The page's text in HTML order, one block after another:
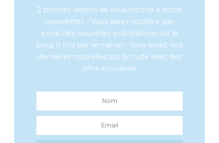
2 bonnes raisons de vous inscrire à notre
newsletter: • Vous serez notifié.e par
email des nouvelles publications sur le
blog (1 fois par semaine) • Vous aurez nos
dernières nouvelles sur la route avec des
infos exclusives.